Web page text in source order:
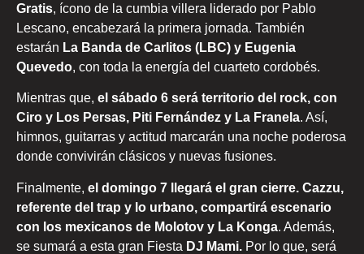
Gratis, ícono de la cumbia villera liderado por Pablo
Lescano, encabezará la primera jornada. También
estarán La Banda de Carlitos (LBC) y Eugenia
Quevedo, con toda la energía del cuarteto cordobés.
Mientras que, el sábado 6 será territorio del rock, con
Ciro y Los Persas, Piti Fernández y La Franela. Así,
himnos, guitarras y actitud marcarán una noche poderosa
donde convivirán clásicos y nuevas fusiones.
Finalmente, el domingo 7 llegará el gran cierre. Cazzu,
referente del trap y lo urbano, compartirá escenario
con los mexicanos de Molotov y La Konga. Además,
se sumará a esta gran Fiesta DJ Mami. Por lo que, será